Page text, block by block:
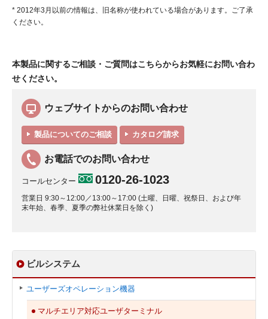
* 2012年3月以前の情報は、旧名称が使われている場合があります。ご了承
ください。
本製品に関するご相談・ご質問はこちらからお気軽にお問い合わ
せください。
ウェブサイトからのお問い合わせ
製品についてのご相談 カタログ請求
お電話でのお問い合わせ
コールセンター 0120-26-1023
営業日 9:30～12:00／13:00～17:00 (土曜、日曜、祝祭日、および年
末年始、春季、夏季の弊社休業日を除く)
ビルシステム
ユーザーズオペレーション機器
マルチエリア対応ユーザターミナル